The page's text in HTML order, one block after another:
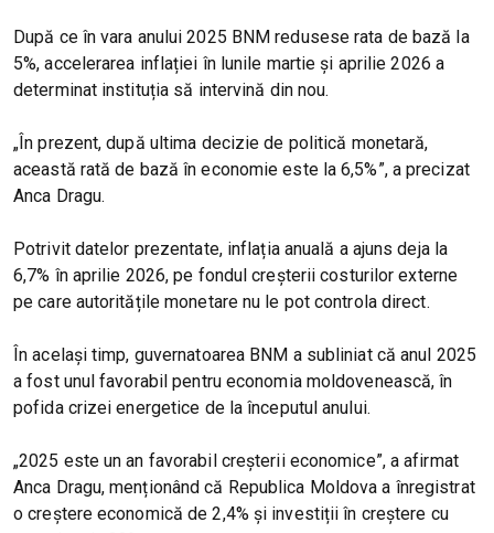
După ce în vara anului 2025 BNM redusese rata de bază la
5%, accelerarea inflației în lunile martie și aprilie 2026 a
determinat instituția să intervină din nou.
„În prezent, după ultima decizie de politică monetară,
această rată de bază în economie este la 6,5%”, a precizat
Anca Dragu.
Potrivit datelor prezentate, inflația anuală a ajuns deja la
6,7% în aprilie 2026, pe fondul creșterii costurilor externe
pe care autoritățile monetare nu le pot controla direct.
În același timp, guvernatoarea BNM a subliniat că anul 2025
a fost unul favorabil pentru economia moldovenească, în
pofida crizei energetice de la începutul anului.
„2025 este un an favorabil creşterii economice”, a afirmat
Anca Dragu, menționând că Republica Moldova a înregistrat
o creștere economică de 2,4% și investiții în creștere cu